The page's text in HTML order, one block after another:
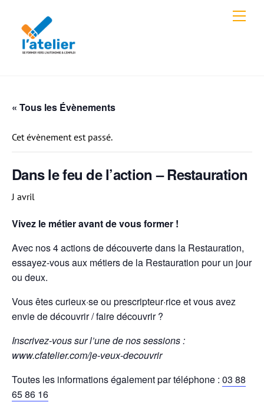
content
« Tous les Évènements
Cet évènement est passé.
Dans le feu de l’action – Restauration
J avril
Vivez le métier avant de vous former !
Avec nos 4 actions de découverte dans la Restauration,
essayez-vous aux métiers de la Restauration pour un jour
ou deux.
Vous êtes curieux·se ou prescripteur·rice et vous avez
envie de découvrir / faire découvrir ?
Inscrivez-vous sur l’une de nos sessions :
www.cfatelier.com/je-veux-decouvrir
Toutes les informations également par téléphone : 03 88
65 86 16